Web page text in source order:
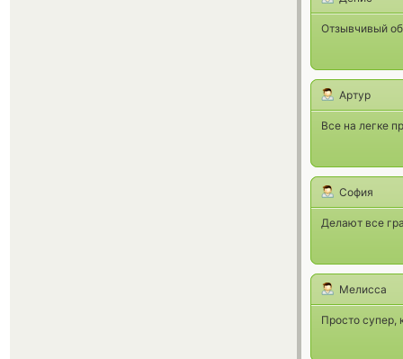
Отзывчивый
Артур
Все на легке
София
Делают все
Мелисса
Просто супер,